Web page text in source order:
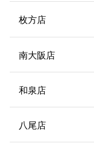
枚方店
南大阪店
和泉店
八尾店